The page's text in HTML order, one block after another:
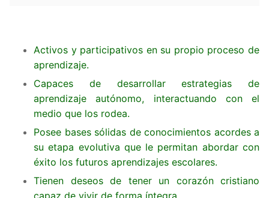
Activos y participativos en su propio proceso de
aprendizaje.
Capaces de desarrollar estrategias de
aprendizaje autónomo, interactuando con el
medio que los rodea.
Posee bases sólidas de conocimientos acordes a
su etapa evolutiva que le permitan abordar con
éxito los futuros aprendizajes escolares.
Tienen deseos de tener un corazón cristiano
capaz de vivir de forma íntegra.